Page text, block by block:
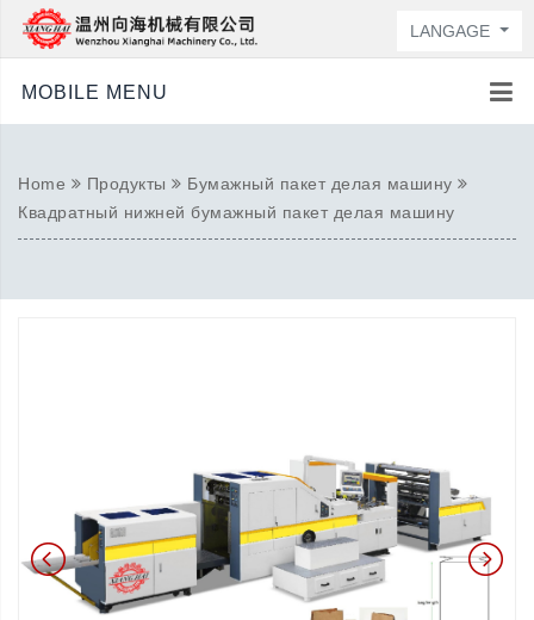
LANGAGE
MOBILE MENU
Home Продукты
Бумажный пакет делая машину
Квадратный нижней бумажный пакет делая машину